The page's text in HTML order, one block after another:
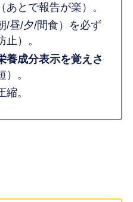
あとで報告が楽）。
/昼/夕/間食）を必ず
）。
養成分表示を覚えさ
）。
縮。